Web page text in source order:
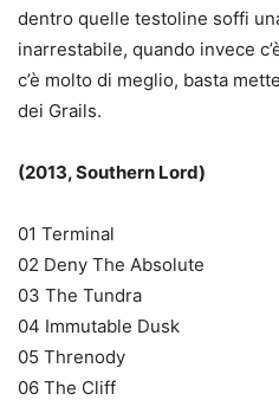
dentro quelle testoline soffi
inarrestabile, quando invece
c’è molto di meglio, basta
dei Grails.
(2013, Southern Lord)
01 Terminal
02 Deny The Absolute
03 The Tundra
04 Immutable Dusk
05 Threnody
06 The Cliff